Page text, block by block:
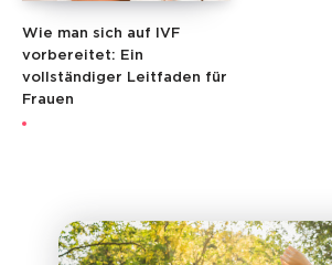
Wie man sich auf IVF
vorbereitet: Ein
vollständiger Leitfaden für
Frauen